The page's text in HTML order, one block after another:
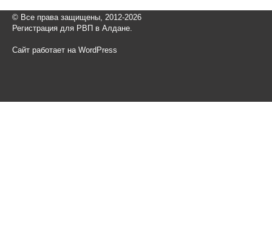
© Все права защищены, 2012-2026
Регистрация для РВП в Алдане.
Сайт работает на WordPress